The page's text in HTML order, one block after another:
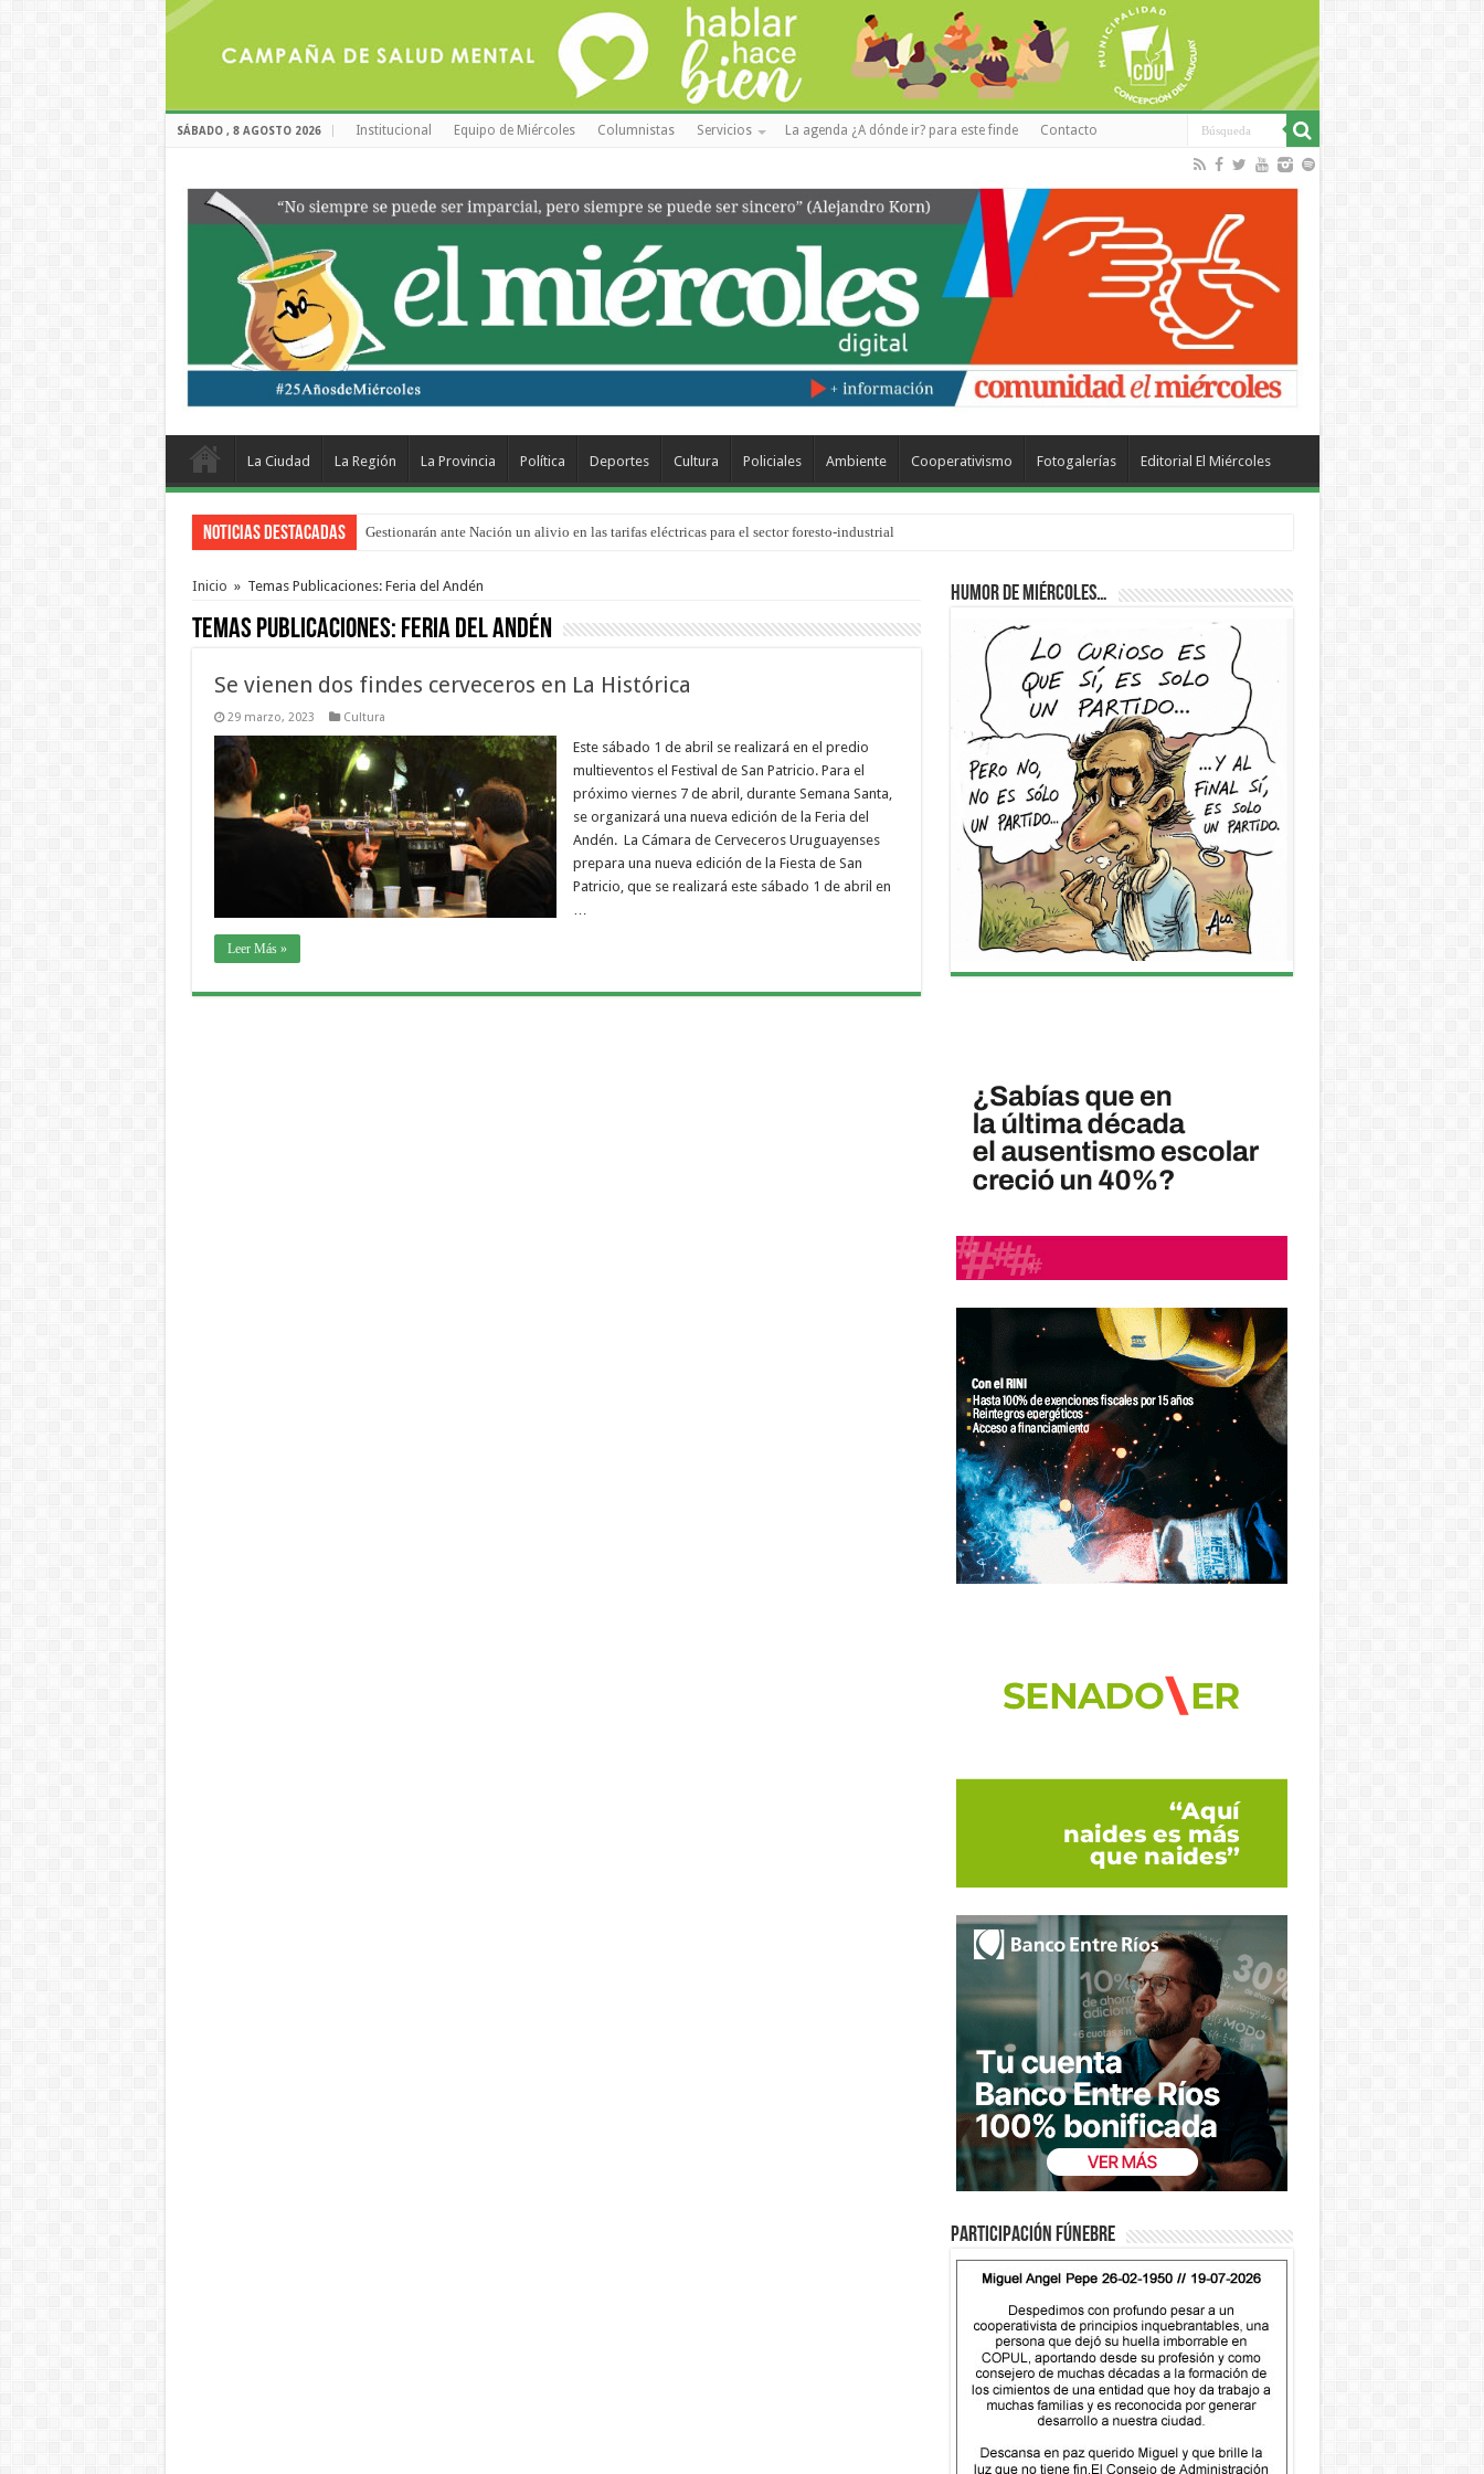
SÁBADO , 8 AGOSTO 2026 Institucional Equipo de Miércoles Columnistas Servicios La agenda ¿A dónde ir? para este finde Contacto
La Ciudad La Región La Provincia Política Deportes Cultura Policiales Ambiente Cooperativismo Fotogalerías Editorial El Miércoles
Noticias Destacadas Gestionarán ante Nación un alivio en las tarifas eléctricas para el sector foresto-industrial
La media sanción a la ley de Inviolabilidad ya ingresó en revisión a Diputados
Inicio » Temas Publicaciones: Feria del Andén
Temas Publicaciones: Feria del Andén
Se vienen dos findes cerveceros en La Histórica
29 marzo, 2023 Cultura
Este sábado 1 de abril se realizará en el predio
multieventos el Festival de San Patricio. Para el
próximo viernes 7 de abril, durante Semana Santa,
se organizará una nueva edición de la Feria del
Andén. La Cámara de Cerveceros Uruguayenses
prepara una nueva edición de la Fiesta de San
Patricio, que se realizará este sábado 1 de abril en
Leer Más »
Humor de Miércoles…
Participación fúnebre